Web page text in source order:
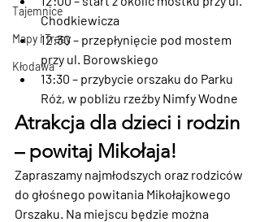
Tajemnice
Mapy i Trasy
Kłodawa
Chodkiewicza
12:30 – przepłynięcie pod mostem
przy ul. Borowskiego
13:30 – przybycie orszaku do Parku
Róż, w pobliżu rzeźby Nimfy Wodne
Atrakcja dla dzieci i rodzin
– powitaj Mikołaja!
Zapraszamy najmłodszych oraz rodziców
do głośnego powitania Mikołajkowego
Orszaku . Na miejscu będzie można